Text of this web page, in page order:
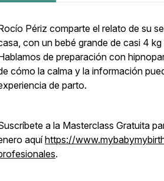
Périz comparte el relato de su
con un bebé grande de casi 4
de preparación con
cómo la calma y la información
de parto.
a la Masterclass Gratuita
aquíhttps://
.